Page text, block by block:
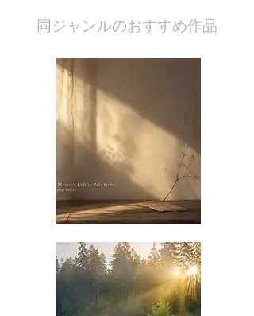
​同ジャンルのおすすめ作品